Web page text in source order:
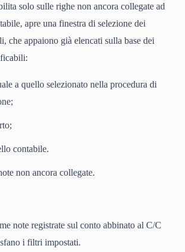
solo sulle righe non ancora collegate ad
apre una finestra di selezione dei
che appaiono già elencati sulla base dei
a quello selezionato nella procedura di
contabile.
non ancora collegate.
note registrate sul conto abbinato al C/C
i filtri impostati.